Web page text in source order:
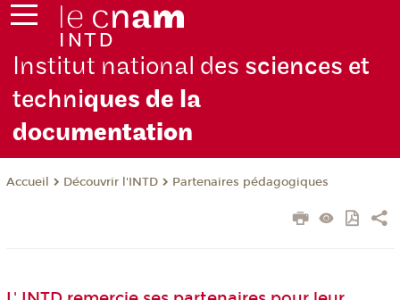
Institut national des sciences et
techniques de la
documentation
Accueil Découvrir l'INTD Partenaires pédagogiques